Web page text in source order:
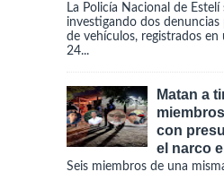
La Policía Nacional de
investigando dos
de vehículos, registrados en
24...
Matan a
con
el narco
Seis miembros de una